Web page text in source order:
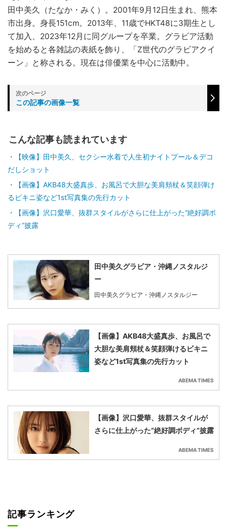
田中美久（たなか・みく）。2001年9月12日生まれ、熊本
市出身。身長151cm。2013年、11歳でHKT48に3期生とし
て加入、2023年12月に同グループを卒業。グラビア活動
を始めると各雑誌の表紙を飾り、「Z世代のグラビアクイ
ーン」と称される。現在は俳優業を中心に活動中。
この記事の画像一覧
こんな記事も読まれています
【映像】田中美久、セクシー水着で人生初ナイトプール＆デコ
だしショット
【画像】AKB48大盛真歩、お風呂で大胆な美肩頬杖＆笑顔弾け
るビキニ姿など1st写真集の先行カット
【画像】沢口愛華、抜群スタイルがさらに仕上がった“絶好調ボ
ディ”披露
田中美久グラビア・沖縄ノスタルジ
ー
田中美久グラビア・沖縄ノスタルジー
【画像】AKB48大盛真歩、お風呂で
大胆な美肩頬杖＆笑顔弾けるビキニ
姿など1st写真集の先行カット
ABEMA TIMES
【画像】沢口愛華、抜群スタイルが
さらに仕上がった“絶好調ボディ”披露
ABEMA TIMES
記事ランキング